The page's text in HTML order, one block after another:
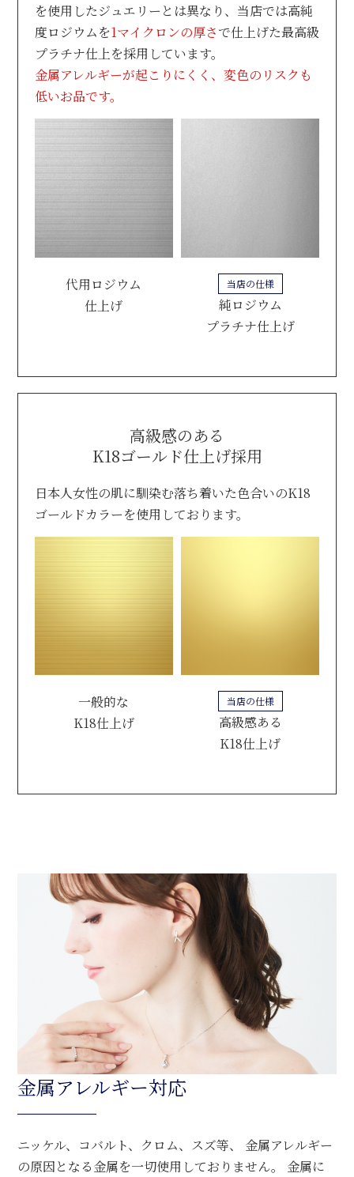
を使用したジュエリーとは異なり、 当店では高純
度ロジウムを1マイクロンの厚さで仕上げた最高級
プラチナ仕上を採用しています。
金属アレルギーが起こりにくく、変色のリスクも
低いお品です。
代用ロジウム
仕上げ
当店の仕様
純ロジウム
プラチナ仕上げ
高級感のある
K18ゴールド仕上げ採用
日本人女性の肌に馴染む落ち着いた色合いのK18
ゴールドカラーを使用しております。
一般的な
K18仕上げ
当店の仕様
高級感ある
K18仕上げ
金属アレルギー対応
ニッケル、コバルト、クロム、スズ等、 金属アレルギー
の原因となる金属を一切使用しておりません。 金属に